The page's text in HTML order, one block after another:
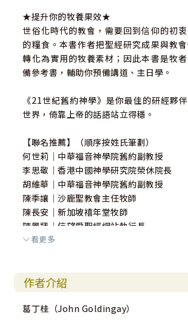
★提升你的牧養果效★
世俗化時代的教會，需要回到信仰的初
的糧食。本書作者把聖經研究成果與教會
轉化為實用的牧養素材；因此本書是牧
備參考書，輔助你預備講道、主日學。
《21世紀舊約神學》是你最佳的研經夥
世界，倚靠上帝的話語站立得穩。
【聯名推薦】（順序按姓氏筆劃）
何世莉｜中華福音神學院舊約副教授
李思敬｜香港中國神學研究院榮休院長
胡維華｜中華福音神學院舊約副教授
陳季讓｜沙鹿聖教會主任牧師
陳長安｜新加坡禧年堂牧師
陳鳳翔｜信望愛聖經網站執行長
曾宗盛｜台灣神學研究學院舊約助理教授
謝挺｜美國正道福音神學院舊約研究教授
看更多
作者介紹
葛丁桂（John Goldingay）